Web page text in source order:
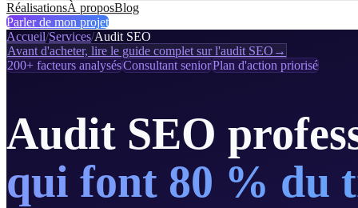
RéalisationsÀ proposBlog
Parler de mon projet
Accueil/Services/Audit SEO
Avant d'acheter, lire le guide complet sur l'audit SEO →
200+ facteurs analysésConsultant seniorPlan d'action priorisé
Audit SEO
qui font 80 % du